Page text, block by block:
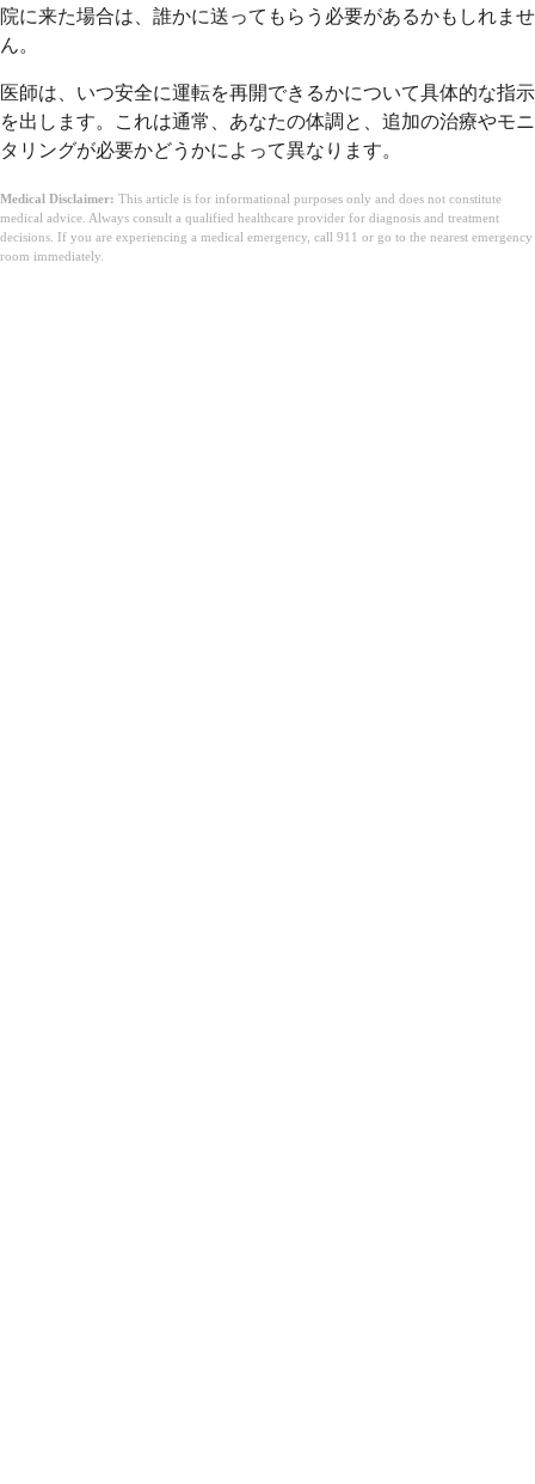
院に来た場合は、誰かに送ってもらう必要があるかもしれませ
ん。
医師は、いつ安全に運転を再開できるかについて具体的な指示
を出します。これは通常、あなたの体調と、追加の治療やモニ
タリングが必要かどうかによって異なります。
Medical Disclaimer: This article is for informational purposes only and does not constitute
medical advice. Always consult a qualified healthcare provider for diagnosis and treatment
decisions. If you are experiencing a medical emergency, call 911 or go to the nearest emergency
room immediately.